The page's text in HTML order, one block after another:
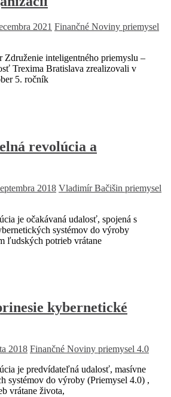
2021 Finančné Noviny priemysel
inteligentného priemyslu –
Trexima Bratislava zrealizovali v
5. ročník
revolúcia a
2018 Vladimír Bačišin priemysel
je očakávaná udalosť, spojená s
systémov do výroby
ľudských potrieb vrátane
kybernetické
2018 Finančné Noviny priemysel 4.0
je predvídateľná udalosť, masívne
systémov do výroby (Priemysel 4.0) ,
vrátane života,